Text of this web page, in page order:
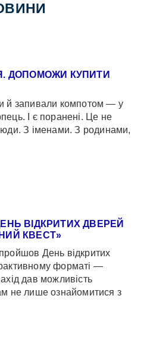
ДОПОМОЖИ КУПИТИ
й запивали компотом — у
І є поранені. Це не
З іменами. З родинами,
ВІДКРИТИХ ДВЕРЕЙ
КВЕСТ»
День відкритих
форматі —
дав можливість
не лише ознайомитися з